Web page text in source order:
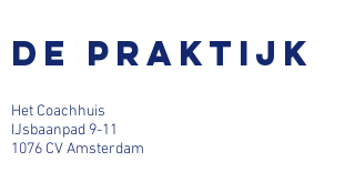
De praktijk
Het Coachhuis
IJsbaanpad 9-11
1076 CV Amsterdam